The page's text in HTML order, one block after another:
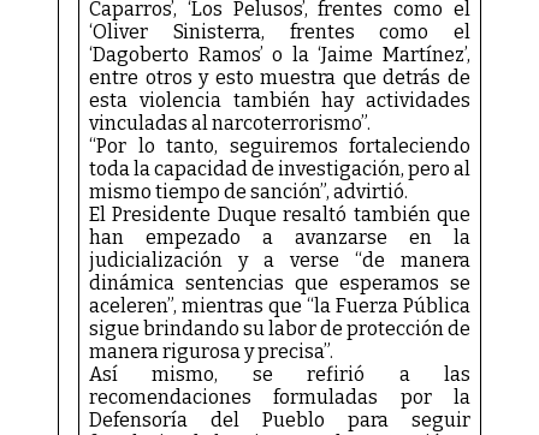
Caparros’, ‘Los Pelusos’, frentes como el
‘Oliver Sinisterra, frentes como el
‘Dagoberto Ramos’ o la ‘Jaime Martínez’,
entre otros y esto muestra que detrás de
esta violencia también hay actividades
vinculadas al narcoterrorismo”.
“Por lo tanto, seguiremos fortaleciendo
toda la capacidad de investigación, pero al
mismo tiempo de sanción”, advirtió.
El Presidente Duque resaltó también que
han empezado a avanzarse en la
judicialización y a verse “de manera
dinámica sentencias que esperamos se
aceleren”, mientras que “la Fuerza Pública
sigue brindando su labor de protección de
manera rigurosa y precisa”.
Así mismo, se refirió a las
recomendaciones formuladas por la
Defensoría del Pueblo para seguir